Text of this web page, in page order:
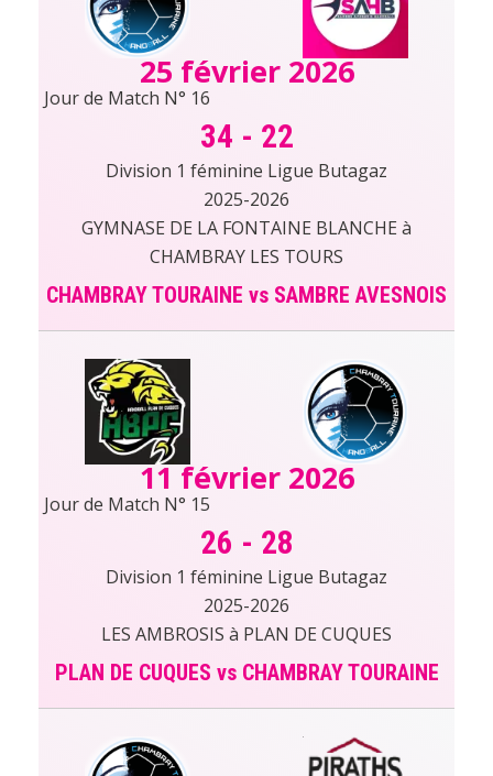
25 février 2026
Jour de Match N° 16
34 - 22
Division 1 féminine Ligue Butagaz
2025-2026
GYMNASE DE LA FONTAINE BLANCHE à
CHAMBRAY LES TOURS
CHAMBRAY TOURAINE vs SAMBRE AVESNOIS
11 février 2026
Jour de Match N° 15
26 - 28
Division 1 féminine Ligue Butagaz
2025-2026
LES AMBROSIS à PLAN DE CUQUES
PLAN DE CUQUES vs CHAMBRAY TOURAINE